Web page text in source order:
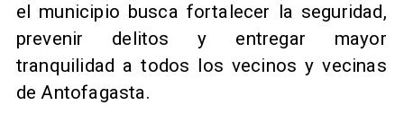
el municipio busca fortalecer la seguridad,
prevenir delitos y entregar mayor
tranquilidad a todos los vecinos y vecinas
de Antofagasta.